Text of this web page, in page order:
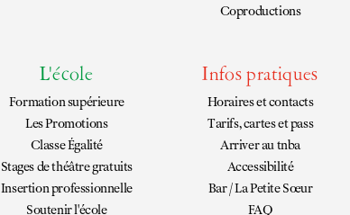
Coproductions
L'école
Formation supérieure
Les Promotions
Classe Égalité
Stages de théâtre gratuits
Insertion professionnelle
Soutenir l'école
Infos pratiques
Horaires et contacts
Tarifs, cartes et pass
Arriver au tnba
Accessibilité
Bar / La Petite Sœur
FAQ